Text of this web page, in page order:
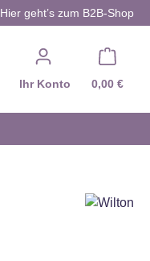
Hier geht’s zum B2B-Shop
Du hast 0 Produkte auf
Ihr Konto 0,00 €